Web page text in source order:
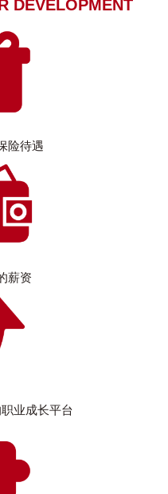
DEVELOPMENT
险待遇
薪资
业成长平台